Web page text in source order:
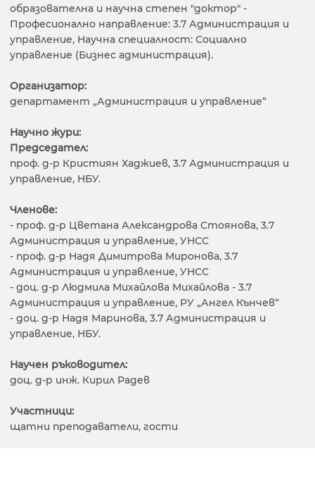
образователна и научна степен "доктор" -
Професионално направление: 3.7 Администрация и
управление, Научна специалност: Социално
управление (Бизнес администрация).
Организатор:
департамент „Администрация и управление“
Научно жури:
Председател:
проф. д-р Кристиян Хаджиев, 3.7 Администрация и
управление, НБУ.
Членове:
- проф. д-р Цветана Александрова Стоянова, 3.7
Администрация и управление, УНСС
- проф. д-р Надя Димитрова Миронова, 3.7
Администрация и управление, УНСС
- доц. д-р Людмила Михайлова Михайлова - 3.7
Администрация и управление, РУ „Ангел Кънчев“
- доц. д-р Надя Маринова, 3.7 Администрация и
управление, НБУ.
Научен ръководител:
доц. д-р инж. Кирил Радев
Участници:
щатни преподаватели, гости